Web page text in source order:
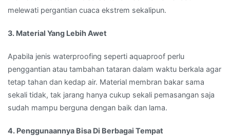
melewati pergantian cuaca ekstrem sekalipun.
3. Material Yang Lebih Awet
Apabila jenis waterproofing seperti aquaproof perlu
penggantian atau tambahan tataran dalam waktu berkala agar
tetap tahan dan kedap air. Material membran bakar sama
sekali tidak, tak jarang hanya cukup sekali pemasangan saja
sudah mampu berguna dengan baik dan lama.
4. Penggunaannya Bisa Di Berbagai Tempat